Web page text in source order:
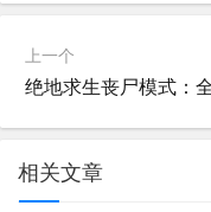
上一个
相关文章